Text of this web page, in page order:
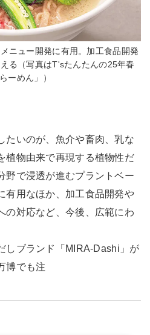
ニュー開発に有用。加工食品開発
る（写真はT'sたんたんの25年春
ーめん」）
たいのが、魚介や畜肉、乳な
植物由来で再現する植物性だ
野で浸透が進むプラントベー
有用なほか、加工食品開発や
の対応など、今後、広範にわ
しブランド「MIRA-Dashi」が
博でも注